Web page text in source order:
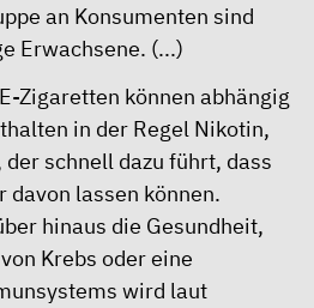
an Konsumenten sind
Erwachsene. (...)
Zigaretten können abhängig
in der Regel Nikotin,
schnell dazu führt, dass
davon lassen können.
hinaus die Gesundheit,
Krebs oder eine
wird laut